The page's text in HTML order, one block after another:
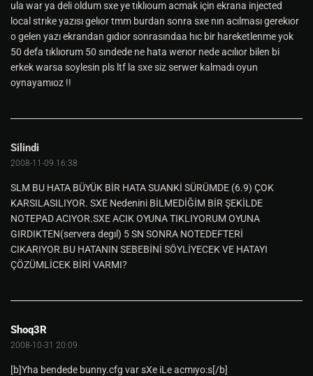
ula war ya deli oldum sxe ye tıklıoum acmak için ekrana injected
local strıke yazısı gelıor tmm burdan sonra sxe nın acılması gerekıor
o gelen yazı ekrandan gıdıor sonrasındaa hıc bir hareketlenme yok
50 defa tıklıorum 50 sındede ne hata werıor nede acılıor bilen bi
erkek warsa soylesin pls ltf la sxe siz serwer kalmadı oyun
oynayamıoz !!
Silindi
2008-11-09 16:38
SLM BU HATA BÜYÜK BİR HATA SUANKİ SÜRÜMDE (6.9) ÇOK
KARSILASILIYOR. SXE Nedenini BİLMEDİĞİM BİR ŞEKİLDE
NOTEPAD ACIYOR.SXE ACIK OYUNA TIKLIYORUM OYUNA
GIRDIKTEN(servera degıl) 5 SN SONRA NOTEDEFTERİ
CIKARIYOR.BU HATANIN SEBEBİNİ SÖYLİYECEK VE HATAYI
ÇÖZÜMLİCEK BİRİ VARMI?
Shoq3R
2008-10-31 20:09
[b]Yha bendede bunny.cfg var sXe iLe acmıyo:s[/b]